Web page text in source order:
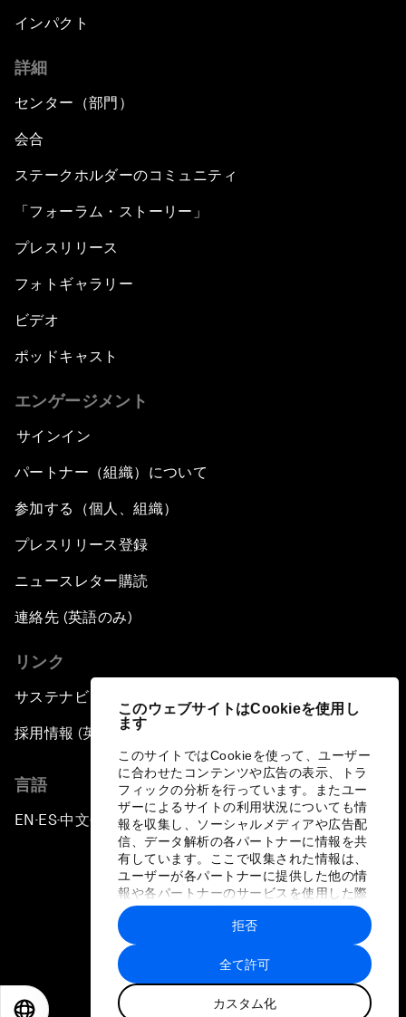
このウェブサイトはCookieを使用し
ます
このサイトではCookieを使って、ユーザー
に合わせたコンテンツや広告の表示、トラ
フィックの分析を行っています。またユー
ザーによるサイトの利用状況についても情
報を収集し、ソーシャルメディアや広告配
信、データ解析の各パートナーに情報を共
有しています。ここで収集された情報は、
ユーザーが各パートナーに提供した他の情
報や各パートナーのサービスを使用した際
に収集された情報と組み合わされ、各パー
トナーによって使用されることがありま
す。
全て許可
カスタム化
拒否
インパクト
詳細
センター（部門）
会合
ステークホルダーのコミュニティ
「フォーラム・ストーリー」
プレスリリース
フォトギャラリー
ビデオ
ポッドキャスト
エンゲージメント
サインイン
パートナー（組織）について
参加する（個人、組織）
プレスリリース登録
ニュースレター購読
連絡先 (英語のみ)
リンク
サステナビリティへの取り組み
採用情報 (英語のみ)
言語
EN ▪ES▪中文▪ 日本語
プライバシーポリシーと利用規約
サイトマップ
©
世界経済フォーラム